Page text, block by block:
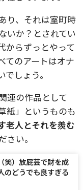
り、それは室町時
いか？とされてい
からずっとやって
てのアートはオナ
しょう。
連の作品として
紙」というものも
老人とそれを羨む
さい。
笑）放屁芸で財を成
のどうでも良すぎる